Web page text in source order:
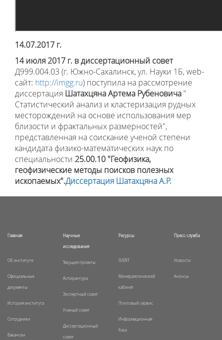
14.07.2017 г.
14июля 2017 г. в диссертационный совет
Д999.004.03 (г. Южно-Сахалинск, ул. Науки 1Б, web-
сайт: http://imgg.ru) поступила на рассмотрение
диссертация Шатахцяна Артема Рубеновича "
Статистический анализ и кластеризация рудных
месторождений на основе использования мер
близости и фрактальных размерностей",
представленная на соискание ученой степени
кандидата физико-математических наук по
специальности 25.00.10 "Геофизика,
геофизические методы поисков полезных
ископаемых".Диссертация Шатахцяна А.Р.
Главная
Об институте
Официальные
документы
История института
Сотрудники
Вакансии
Научные
исследования
Текущие проекты
Аспирантура
Экспертный совет
Ученый совет
Диссертационный
совет
Ресурсы
SVERT
Минералогический
кабинет
Почтовый сервис
Информационная
база
Пресс-служба
Новости
Анонсы